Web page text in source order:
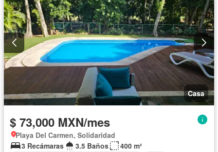
Solo familias
Completamente amueblado
Casa
$ 73,000 MXN/mes
Playa Del Carmen, Solidaridad
3 Recámaras
3.5 Baños
400 m²